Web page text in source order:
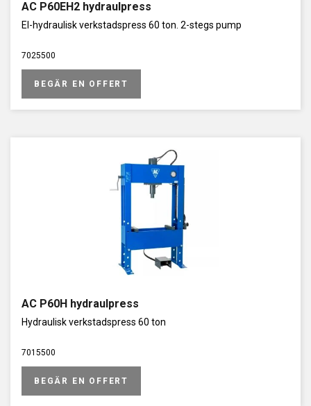
AC P60EH2 hydraulpress
El-hydraulisk verkstadspress 60 ton. 2-stegs pump
7025500
BEGÄR EN OFFERT
AC P60H hydraulpress
Hydraulisk verkstadspress 60 ton
7015500
BEGÄR EN OFFERT